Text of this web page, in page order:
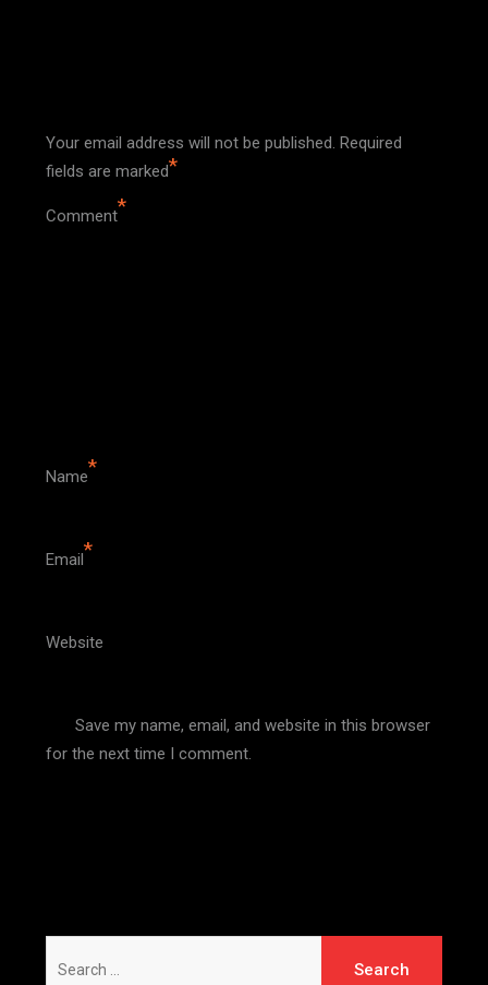
Your email address will not be published. Required
fields are marked*
Comment*
Name*
Email*
Website
Save my name, email, and website in this browser
for the next time I comment.
for: